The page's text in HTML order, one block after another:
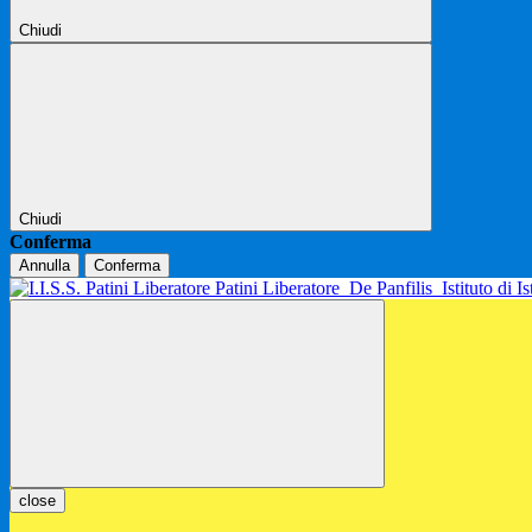
Chiudi
Chiudi
Conferma
Annulla Conferma
Patini Liberatore De Panfilis Istituto di
close